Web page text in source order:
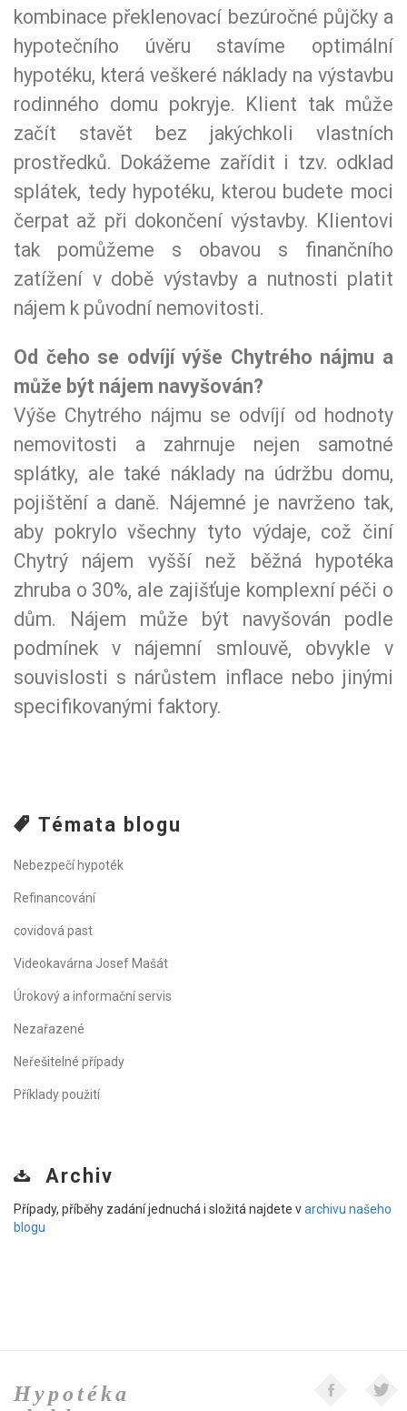
kombinace překlenovací bezúročné půjčky a
hypotečního úvěru stavíme optimální
hypotéku, která veškeré náklady na výstavbu
rodinného domu pokryje. Klient tak může
začít stavět bez jakýchkoli vlastních
prostředků. Dokážeme zařídit i tzv. odklad
splátek, tedy hypotéku, kterou budete moci
čerpat až při dokončení výstavby. Klientovi
tak pomůžeme s obavou s finančního
zatížení v době výstavby a nutnosti platit
nájem k původní nemovitosti.
Od čeho se odvíjí výše Chytrého nájmu a
může být nájem navyšován?
Výše Chytrého nájmu se odvíjí od hodnoty
nemovitosti a zahrnuje nejen samotné
splátky, ale také náklady na údržbu domu,
pojištění a daně. Nájemné je navrženo tak,
aby pokrylo všechny tyto výdaje, což činí
Chytrý nájem vyšší než běžná hypotéka
zhruba o 30%, ale zajišťuje komplexní péči o
dům. Nájem může být navyšován podle
podmínek v nájemní smlouvě, obvykle v
souvislosti s nárůstem inflace nebo jinými
specifikovanými faktory.
Témata blogu
Nebezpečí hypoték
Refinancování
covidová past
Videokavárna Josef Mašát
Úrokový a informační servis
Nezařazené
Neřešitelné případy
Příklady použití
Archiv
Případy, příběhy zadání jednuchá i složitá najdete varchivu našeho
blogu
Hypotéka